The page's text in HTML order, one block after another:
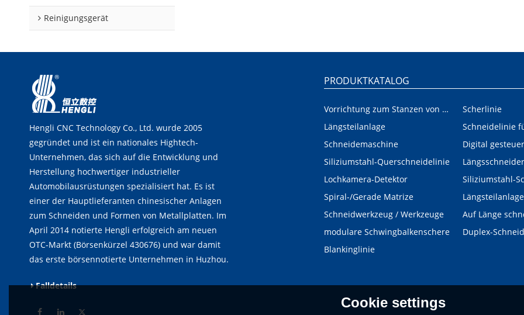
Reinigungsgerät
Hengli CNC Technology Co., Ltd. wurde 2005
gegründet und ist ein nationales Hightech-
Unternehmen, das sich auf die Entwicklung und
Herstellung hochwertiger industrieller
Automobilausrüstungen spezialisiert hat. Es ist
einer der Hauptlieferanten chinesischer Anlagen
zum Schneiden und Formen von Metallplatten. Im
April 2014 notierte Hengli erfolgreich am neuen
OTC-Markt (Börsenkürzel 430676) und war damit
das erste börsennotierte Unternehmen in Huzhou.
Falldetails
PRODUKTKATALOG
Vorrichtung zum Stanzen von Innen-/Außenplatinen im Automobilbereich
Scherlinie
Längsteilanlage
Schneidemaschine
Siliziumstahl-Querschneidelinie
Längsschneider
Lochkamera-Detektor
Siliziumstahl-
Spiral-/Gerade Matrize
Längsteilanlage
Schneidwerkzeug / Werkzeuge
Auf Länge
modulare Schwingbalkenschere
Duplex-
Blankinglinie
Cookie settings